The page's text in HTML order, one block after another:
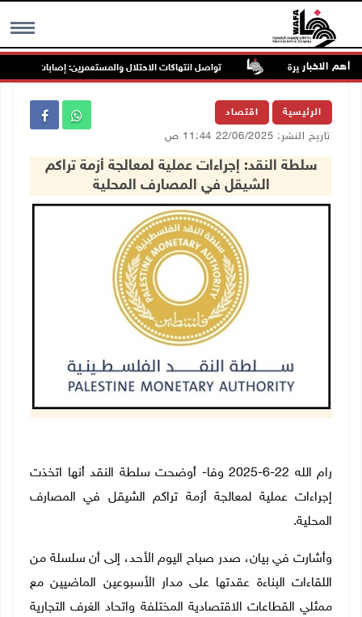
MENU أهم الاخبار تواصل انتهاكات الاحتلال والمستعمرين: إصابات واعتقالات
الرئيسية اقتصاد
تاريخ النشر: 22/06/2025 11:44 ص
سلطة النقد: إجراءات عملية لمعالجة أزمة تراكم
الشيقل في المصارف المحلية
رام الله 22-6-2025 وفا- أوضحت سلطة النقد أنها اتخذت
إجراءات عملية لمعالجة أزمة تراكم الشيقل في المصارف
المحلية.
وأشارت في بيان، صدر صباح اليوم الأحد، إلى أن سلسلة من
اللقاءات البناءة عقدتها على مدار الأسبوعين الماضيين مع
ممثلي القطاعات الاقتصادية المختلفة واتحاد الغرف التجارية